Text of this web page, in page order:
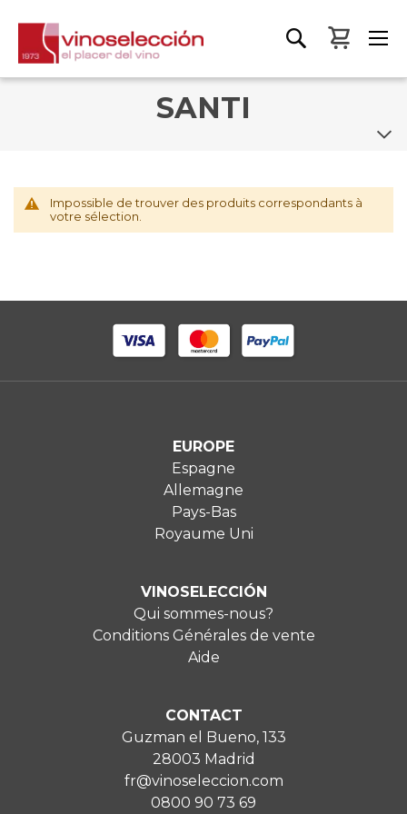
Mon
SANTI
Impossible de trouver des produits correspondants à
votre sélection.
EUROPE
Espagne
Allemagne
Pays-Bas
Royaume Uni
VINOSELECCIÓN
Qui sommes-nous?
Conditions Générales de vente
Aide
CONTACT
Guzman el Bueno, 133
28003 Madrid
fr@vinoseleccion.com
0800 90 73 69